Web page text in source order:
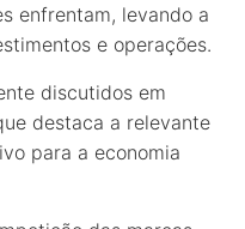
enfrentam, levando a
e operações.
discutidos em
destaca a relevante
para a economia